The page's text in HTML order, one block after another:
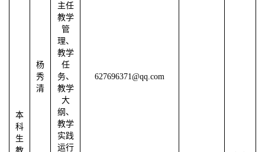
本
科
生
杨
秀
清
主任
教学
管
理、
教学
任
务、
教学
大
纲、
教学
实践
运行
627696371@qq.com